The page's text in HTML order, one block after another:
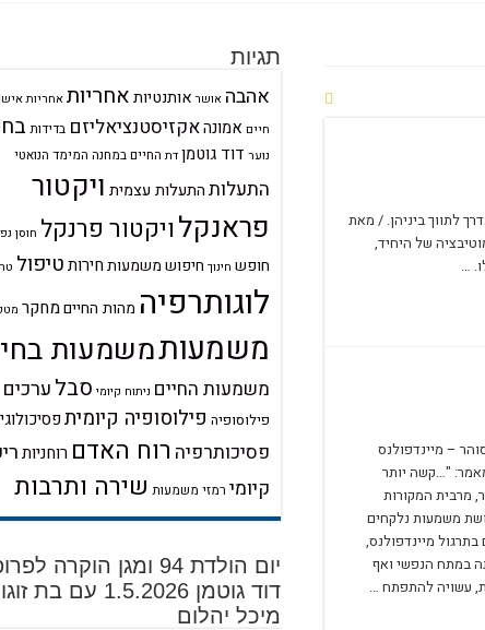
A Meaningful Synergy: The
לתווך ביניהן. / מאת
של היחיד,
…
– מיינדפולנס
"…קשה יותר
מרבית המקורות
משמעות נלקחים
מיינדפולנס,
במתח הנפשי ואף
עשויה להתפתח …
תגיות
אהבה אושר אותנטיותאחריותאחריות
חיים אמונהאקזיסטנציאליזם בדידות
נוער דוד גוטמן דת החיים במחנה המימד הנואטי
התעלותהתעלות עצמית ויקטור
פראנקלויקטור פרנקל חוסן
חופש חינוך חיפוש משמעותחירותטיפול
לוגותרפיה מהות החייםמחקר
משמעותמשמעות
משמעות החיים ניתוח קיומי סבלערכים
פילוסופיה פילוסופיה קיומית
פסיכותרפיה רוח האדם רוחניות
קיומי רמזי משמעות שירה ותרבות
יום הולדת 94 ומגן הוקרה
דוד גוטמן 1.5.2026 עם בת זוגו
מיכל יהלום